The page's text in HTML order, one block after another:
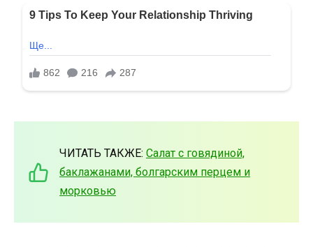
ЧИТАТЬ ТАКЖЕ: Салат с говядиной,
баклажанами, болгарским перцем и
морковью